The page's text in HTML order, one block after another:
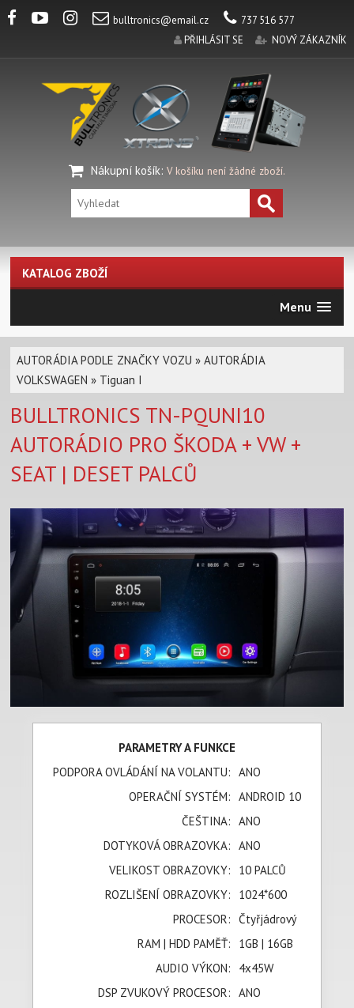
bulltronics@email.cz
737 516 577
PŘIHLÁSIT SE
NOVÝ ZÁKAZNÍK
Nákupní košík: V košíku není žádné zboží.
KATALOG ZBOŽÍ
Menu
AUTORÁDIA PODLE ZNAČKY VOZU »AUTORÁDIA
VOLKSWAGEN » Tiguan I
BULLTRONICS TN-PQUNI10
AUTORÁDIO PRO ŠKODA + VW +
SEAT | DESET PALCŮ
PARAMETRY A FUNKCE
PODPORA OVLÁDÁNÍ NA VOLANTU: ANO
OPERAČNÍ SYSTÉM: ANDROID 10
ČEŠTINA: ANO
DOTYKOVÁ OBRAZOVKA: ANO
VELIKOST OBRAZOVKY:
10 PALCŮ
ROZLIŠENÍ OBRAZOVKY:
1024*600
PROCESOR: Čtyřjádrový
RAM | HDD PAMĚŤ:
1GB | 16GB
AUDIO VÝKON:
4x45W
DSP ZVUKOVÝ PROCESOR: ANO